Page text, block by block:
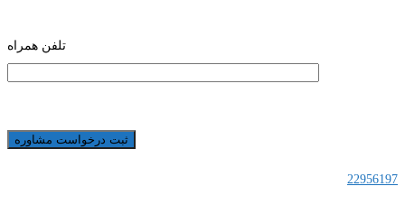
تلفن همراه
22956197